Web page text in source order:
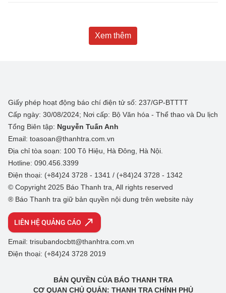
Xem thêm
Giấy phép hoạt động báo chí điện tử số: 237/GP-BTTTT
Cấp ngày: 30/08/2024; Nơi cấp: Bộ Văn hóa - Thể thao và Du lịch
Tổng Biên tập: Nguyễn Tuấn Anh
Email: toasoan@thanhtra.com.vn
Địa chỉ tòa soạn: 100 Tô Hiệu, Hà Đông, Hà Nội.
Hotline: 090.456.3399
Điện thoại: (+84)24 3728 - 1341 / (+84)24 3728 - 1342
© Copyright 2025 Báo Thanh tra, All rights reserved
® Báo Thanh tra giữ bản quyền nội dung trên website này
LIÊN HỆ QUẢNG CÁO
Email: trisubandocbtt@thanhtra.com.vn
Điện thoại: (+84)24 3728 2019
BẢN QUYỀN CỦA BÁO THANH TRA
CƠ QUAN CHỦ QUẢN: THANH TRA CHÍNH PHỦ